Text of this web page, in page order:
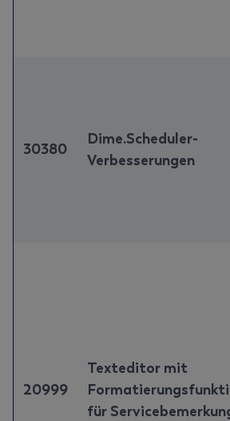
30380
Dime.Scheduler-
Verbesserungen
20999
Texteditor mit
für